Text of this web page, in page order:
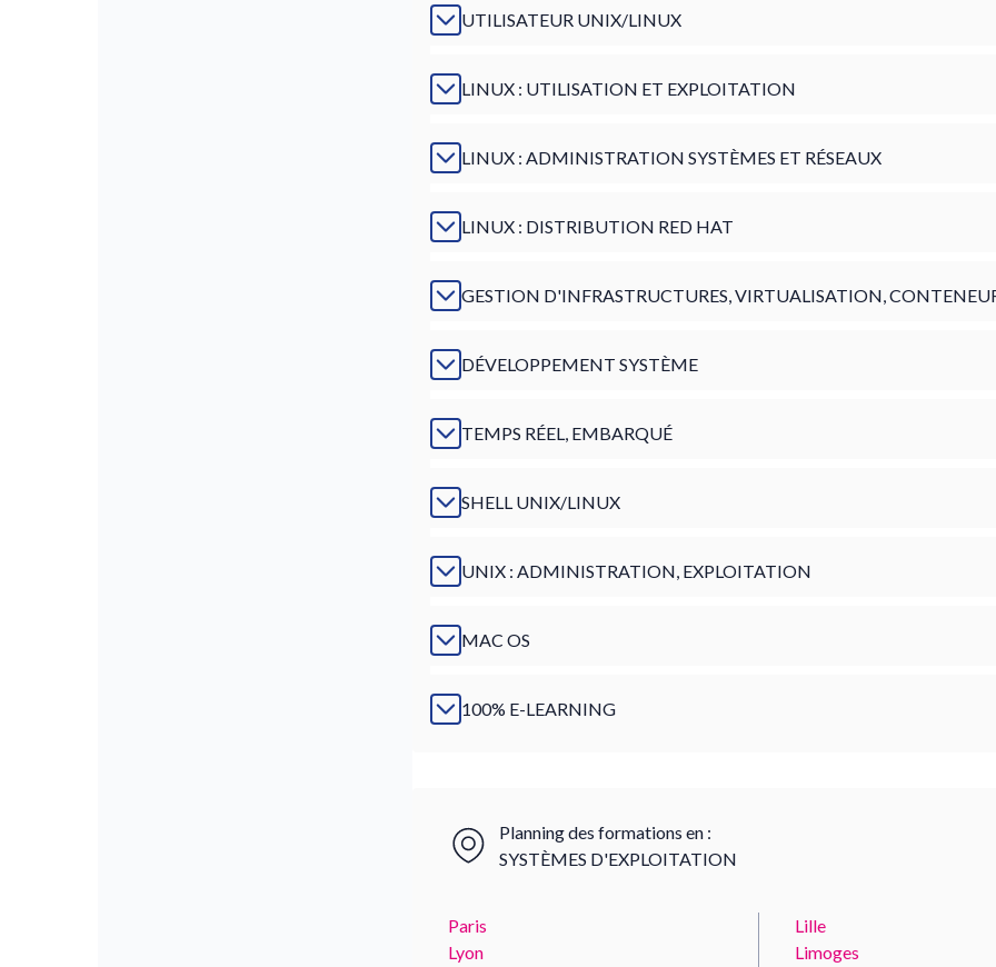
UTILISATEUR UNIX/LINUX
LINUX : UTILISATION ET EXPLOITATION
LINUX : ADMINISTRATION SYSTÈMES ET RÉSEAUX
LINUX : DISTRIBUTION RED HAT
GESTION D'INFRASTRUCTURES, VIRTUALISATION,
DÉVELOPPEMENT SYSTÈME
TEMPS RÉEL, EMBARQUÉ
SHELL UNIX/LINUX
UNIX : ADMINISTRATION, EXPLOITATION
MAC OS
100% E-LEARNING
Planning des formations en :
SYSTÈMES D'EXPLOITATION
Paris
Lyon
Lille
Limoges